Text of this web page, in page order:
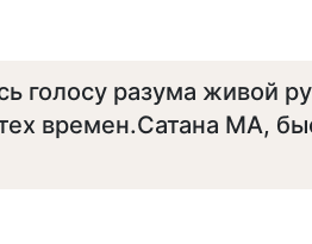
голосу разума живой
времен.Сатана МА,